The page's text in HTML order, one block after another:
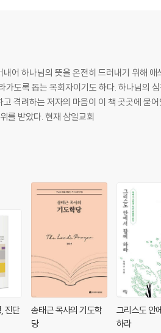
어 하나님의 뜻을 온전히 드러내기 위해
로 한 영혼 한 영혼을 귀하게 여기며, 그들이 그리스도
곳곳에 묻어있다. 총신대학교와 총신대학교 대학원, 미국 골
를 받았다. 현재 삼일교회
진단
송태근 목사의 기도학
당
그리스도 안
하라